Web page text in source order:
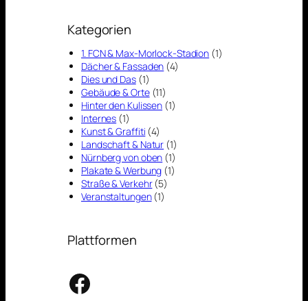
Kategorien
1. FCN & Max-Morlock-Stadion (1)
Dächer & Fassaden (4)
Dies und Das(1)
Gebäude & Orte(11)
Hinter den Kulissen (1)
Internes (1)
Kunst & Graffiti (4)
Landschaft & Natur (1)
Nürnberg von oben (1)
Plakate & Werbung (1)
Straße & Verkehr(5)
Veranstaltungen(1)
Plattformen
Facebook